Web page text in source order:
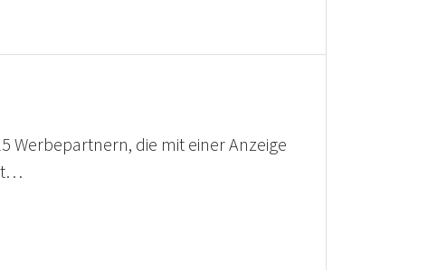
Werbepartnern, die mit einer Anzeige